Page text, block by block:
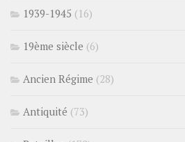
1939-1945 (16)
19ème siècle (6)
Ancien Régime (28)
Antiquité (73)